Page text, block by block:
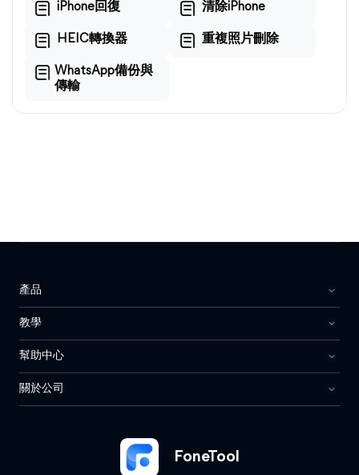
iPhone回復 清除iPhone
HEIC轉換器 重複照片刪除
WhatsApp備份與
傳輸
FoneTool
產品
教學
幫助中心
關於公司